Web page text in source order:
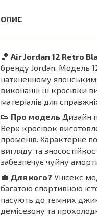
🏀 Air Jordan 12 Retro
бренду Jordan. Модель
натхненному
виконанні ці кросівки
матеріалів для
👟 Про модель Дизайн
Верх кросівок
променів. Характерне
вигляду та
забезпечує чуйну
💼 Для кого? Унісекс
багатою спортивною
пасують до темних
демісезону та